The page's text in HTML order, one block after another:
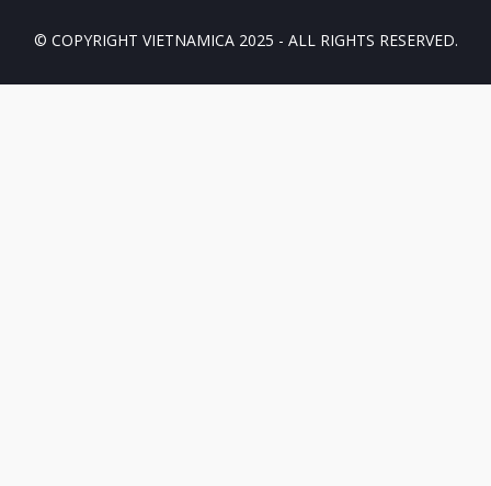
© COPYRIGHT VIETNAMICA 2025 - ALL RIGHTS RESERVED.